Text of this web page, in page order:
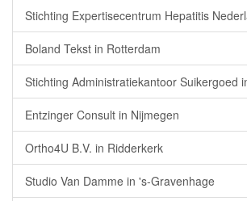
Stichting Expertisecentrum Hepatitis
Boland Tekst in Rotterdam
Stichting Administratiekantoor Suikergoed
Entzinger Consult in Nijmegen
Ortho4U B.V. in Ridderkerk
Studio Van Damme in 's-Gravenhage